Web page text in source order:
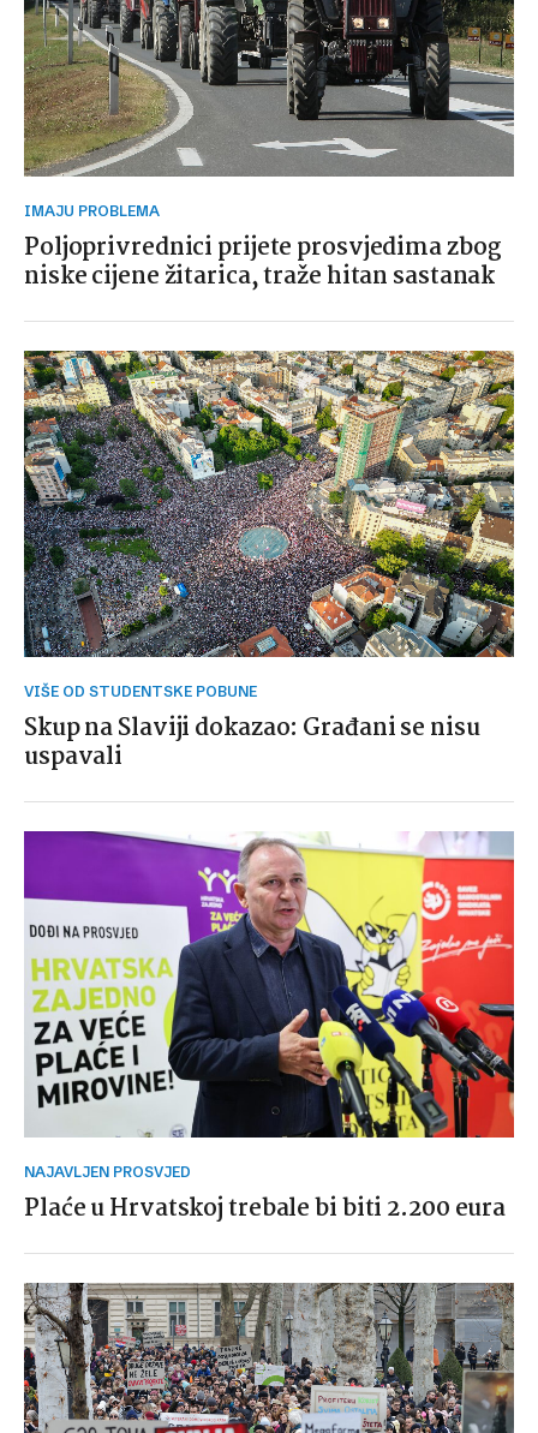
IMAJU PROBLEMA
Poljoprivrednici prijete prosvjedima zbog
niske cijene žitarica, traže hitan sastanak
VIŠE OD STUDENTSKE POBUNE
Skup na Slaviji dokazao: Građani se nisu
uspavali
NAJAVLJEN PROSVJED
Plaće u Hrvatskoj trebale bi biti 2.200 eura